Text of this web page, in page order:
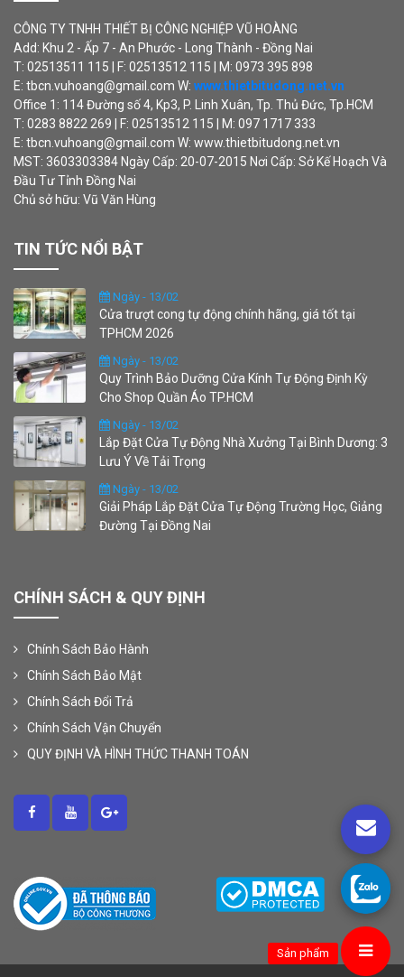
CÔNG TY TNHH THIẾT BỊ CÔNG NGHIỆP VŨ HOÀNG
Add: Khu 2 - Ấp 7 - An Phước - Long Thành - Đồng Nai
T: 02513511 115 | F: 02513512 115 | M: 0973 395 898
E: tbcn.vuhoang@gmail.com W: www.thietbitudong.net.vn
Office 1: 114 Đường số 4, Kp3, P. Linh Xuân, Tp. Thủ Đức, Tp.HCM
T: 0283 8822 269 | F: 02513512 115 | M: 097 1717 333
E: tbcn.vuhoang@gmail.com W: www.thietbitudong.net.vn
MST: 3603303384 Ngày Cấp: 20-07-2015 Nơi Cấp: Sở Kế Hoạch Và
Đầu Tư Tỉnh Đồng Nai
Chủ sở hữu: Vũ Văn Hùng
TIN TỨC NỔI BẬT
Ngày - 13/02
Cửa trượt cong tự động chính hãng, giá tốt tại
TPHCM 2026
Ngày - 13/02
Quy Trình Bảo Dưỡng Cửa Kính Tự Động Định Kỳ
Cho Shop Quần Áo TP.HCM
Ngày - 13/02
Lắp Đặt Cửa Tự Động Nhà Xưởng Tại Bình Dương: 3
Lưu Ý Về Tải Trọng
Ngày - 13/02
Giải Pháp Lắp Đặt Cửa Tự Động Trường Học, Giảng
Đường Tại Đồng Nai
CHÍNH SÁCH & QUY ĐỊNH
Chính Sách Bảo Hành
Chính Sách Bảo Mật
Chính Sách Đổi Trả
Chính Sách Vận Chuyển
QUY ĐỊNH VÀ HÌNH THỨC THANH TOÁN
Sản phẩm